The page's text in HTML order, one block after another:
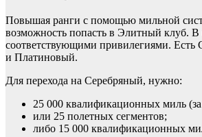
Повышая ранги с помощью мильной
возможность попасть в Элитный клуб. В
соответствующими привилегиями. Есть
и Платиновый.
Для перехода на Серебряный, нужно:
25 000 квалификационных миль
или 25 полетных сегментов;
либо 15 000 квалификационных